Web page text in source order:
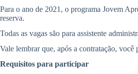
Para o ano de 2021, o programa Jovem
reserva.
Todas as vagas são para assistente
Vale lembrar que, após a contratação, você
Requisitos para participar